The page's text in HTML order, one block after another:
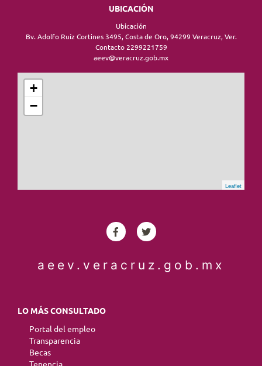
UBICACIÓN
Ubicación
Bv. Adolfo Ruíz Cortines 3495, Costa de Oro, 94299 Veracruz, Ver.
Contacto 2299221759
aeev@veracruz.gob.mx
+
−
Leaflet
aeev.veracruz.gob.mx
LO MÁS CONSULTADO
Portal del empleo
Transparencia
Becas